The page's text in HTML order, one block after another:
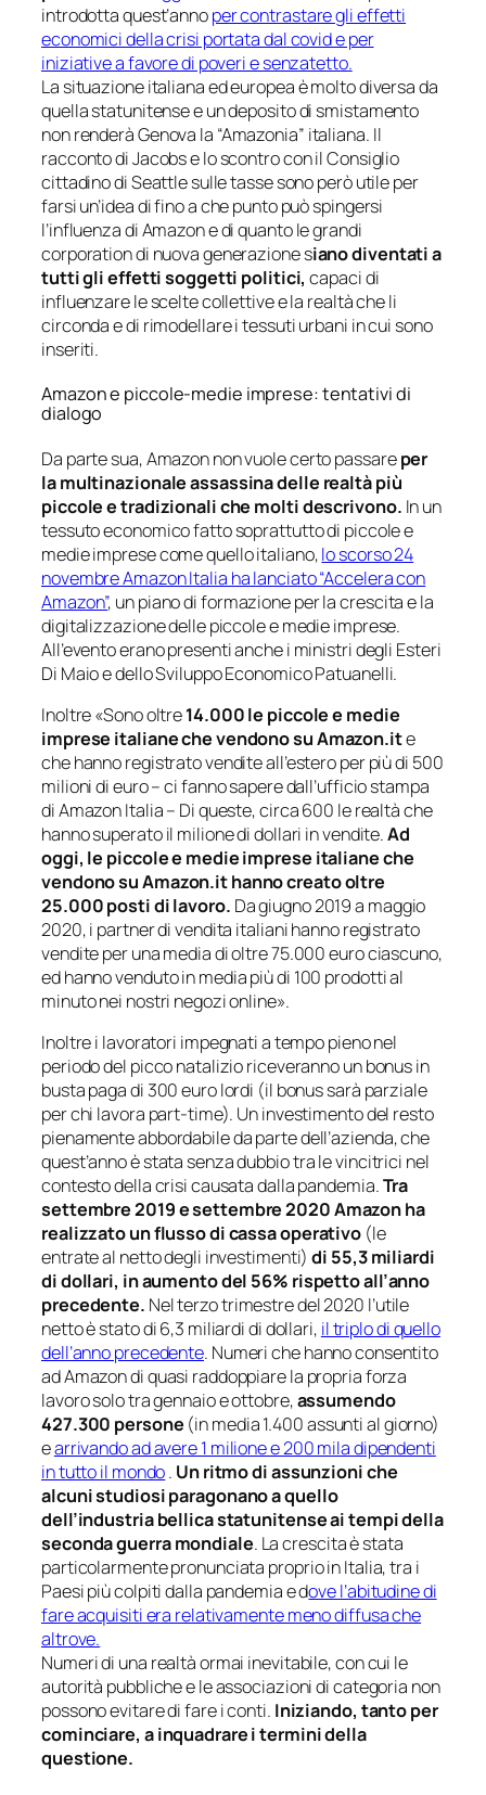
introdotta quest’annoper contrastare gli effetti
economici della crisi portata dal covid e per
iniziative a favore di poveri e senzatetto.
La situazione italiana ed europea è molto diversa da
quella statunitense e un deposito di smistamento
non renderà Genova la “Amazonia” italiana. Il
racconto di Jacobs e lo scontro con il Consiglio
cittadino di Seattle sulle tasse sono però utile per
farsi un’idea di fino a che punto può spingersi
l’influenza di Amazon e di quanto le grandi
corporation di nuova generazione siano diventati a
tutti gli effetti soggetti politici, capaci di
influenzare le scelte collettive e la realtà che li
circonda e di rimodellare i tessuti urbani in cui sono
inseriti.
Amazon e piccole-medie imprese: tentativi di
dialogo
Da parte sua, Amazon non vuole certo passareper
la multinazionale assassina delle realtà più
piccole e tradizionali che molti descrivono. In un
tessuto economico fatto soprattutto di piccole e
medie imprese come quello italiano,lo scorso 24
novembre Amazon Italia ha lanciato “Accelera con
Amazon”, un piano di formazione per la crescita e la
digitalizzazione delle piccole e medie imprese.
All’evento erano presenti anche i ministri degli Esteri
Di Maio e dello Sviluppo Economico Patuanelli.
Inoltre «Sono oltre14.000 le piccole e medie
imprese italiane che vendono su Amazon.ite
che hanno registrato vendite all’estero per più di 500
milioni di euro – ci fanno sapere dall’ufficio stampa
di Amazon Italia – Di queste, circa 600 le realtà che
hanno superato il milione di dollari in vendite.Ad
oggi, le piccole e medie imprese italiane che
vendono su Amazon.it hanno creato oltre
25.000 posti di lavoro. Da giugno 2019 a maggio
2020, i partner di vendita italiani hanno registrato
vendite per una media di oltre 75.000 euro ciascuno,
ed hanno venduto in media più di 100 prodotti al
minuto nei nostri negozi online».
Inoltre i lavoratori impegnati a tempo pieno nel
periodo del picco natalizio riceveranno un bonus in
busta paga di 300 euro lordi (il bonus sarà parziale
per chi lavora part-time). Un investimento del resto
pienamente abbordabile da parte dell’azienda, che
quest’anno è stata senza dubbio tra le vincitrici nel
contesto della crisi causata dalla pandemia.Tra
settembre 2019 e settembre 2020 Amazon ha
realizzato un flusso di cassa operativo (le
entrate al netto degli investimenti)di 55,3 miliardi
di dollari, in aumento del 56% rispetto all’anno
precedente. Nel terzo trimestre del 2020 l’utile
netto è stato di 6,3 miliardi di dollari, il triplo di quello
dell’anno precedente. Numeri che hanno consentito
ad Amazon di quasi raddoppiare la propria forza
lavoro solo tra gennaio e ottobre,assumendo
427.300 persone (in media 1.400 assunti al giorno)
earrivando ad avere 1 milione e 200 mila dipendenti
in tutto il mondo. Un ritmo di assunzioni che
alcuni studiosi paragonano a quello
dell’industria bellica statunitense ai tempi della
seconda guerra mondiale. La crescita è stata
particolarmente pronunciata proprio in Italia, tra i
Paesi più colpiti dalla pandemia e dove l’abitudine di
fare acquisiti era relativamente meno diffusa che
altrove.
Numeri di una realtà ormai inevitabile, con cui le
autorità pubbliche e le associazioni di categoria non
possono evitare di fare i conti. Iniziando, tanto per
cominciare, a inquadrare i termini della
questione.